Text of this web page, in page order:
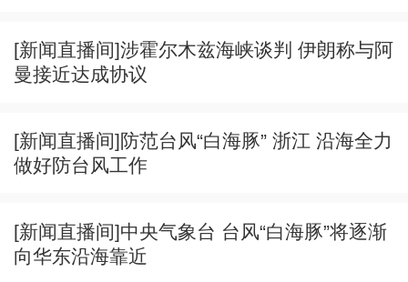
[新闻直播间]涉霍尔木兹海峡谈判 伊朗称与阿
曼接近达成协议
[新闻直播间]防范台风“白海豚” 浙江 沿海全力
做好防台风工作
[新闻直播间]中央气象台 台风“白海豚”将逐渐
向华东沿海靠近